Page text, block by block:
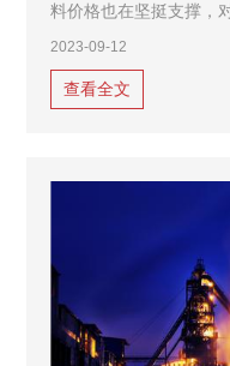
料价格也在坚挺支撑，
大力支撑钢价能否在淡
2023-09-12
查看全文